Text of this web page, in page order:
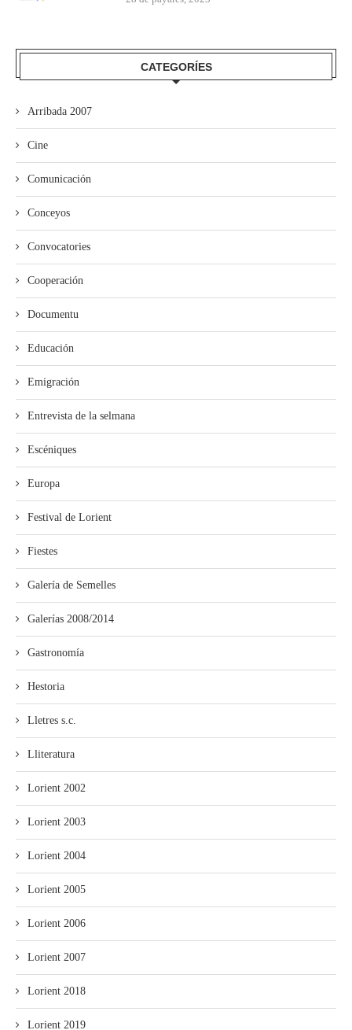
CATEGORÍES
Arribada 2007
Cine
Comunicación
Conceyos
Convocatories
Cooperación
Documentu
Educación
Emigración
Entrevista de la selmana
Escéniques
Europa
Festival de Lorient
Fiestes
Galería de Semelles
Galerías 2008/2014
Gastronomía
Hestoria
Lletres s.c.
Lliteratura
Lorient 2002
Lorient 2003
Lorient 2004
Lorient 2005
Lorient 2006
Lorient 2007
Lorient 2018
Lorient 2019